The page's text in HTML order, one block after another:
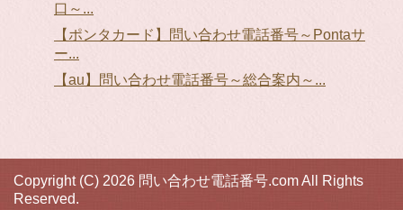
口～...
【ポンタカード】問い合わせ電話番号～Pontaサ
ー...
【au】問い合わせ電話番号～総合案内～...
Copyright (C) 2026 問い合わせ電話番号.comAll Rights
Reserved.